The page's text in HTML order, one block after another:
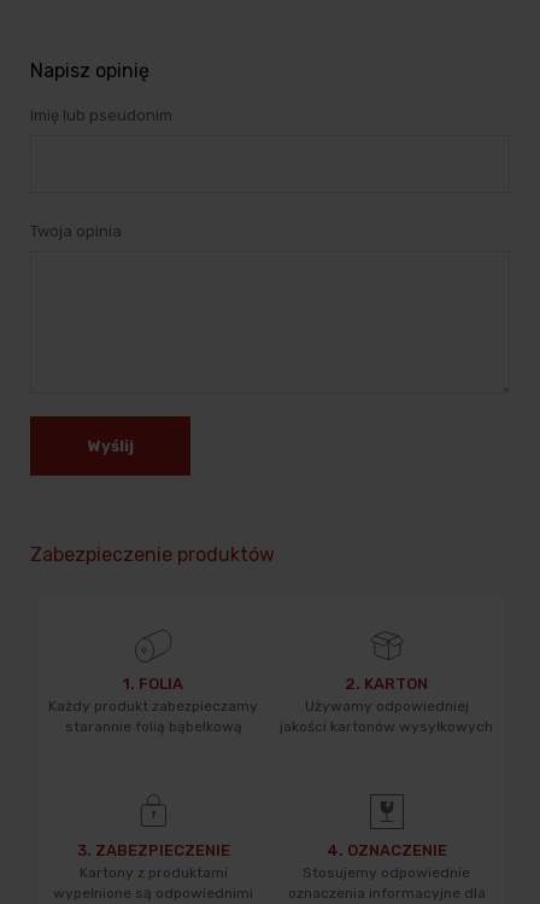
Napisz opinię
Imię lub pseudonim
Twoja opinia
Wyślij
Zabezpieczenie produktów
1. FOLIA
Każdy produkt zabezpieczamy
starannie folią bąbelkową
2. KARTON
Używamy odpowiedniej
jakości kartonów wysyłkowych
3. ZABEZPIECZENIE
Kartony z produktami
wypełnione są odpowiednimi
4. OZNACZENIE
Stosujemy odpowiednie
oznaczenia informacyjne dla